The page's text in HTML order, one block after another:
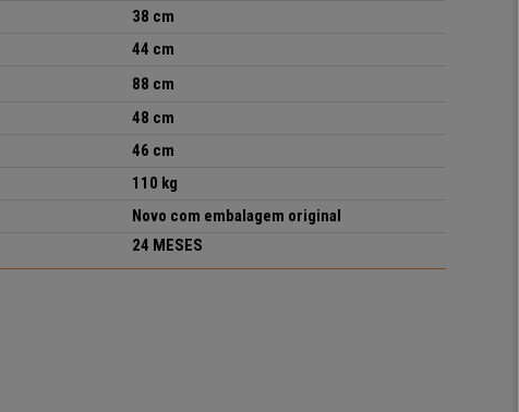
38 cm
44 cm
88 cm
48 cm
46 cm
110 kg
Novo com embalagem original
24 MESES